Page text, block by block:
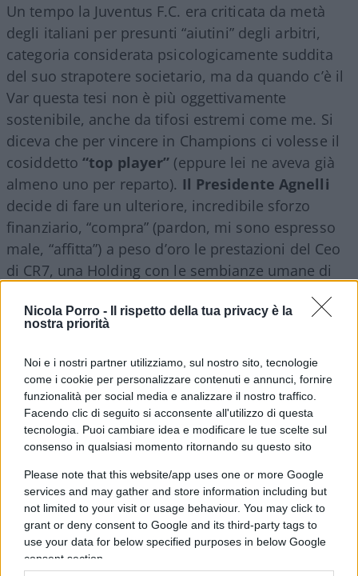
Nicola Porro -
Il rispetto della tua privacy è la
nostra priorità
Noi e i nostri partner utilizziamo, sul nostro sito, tecnologie
come i cookie per personalizzare contenuti e annunci, fornire
funzionalità per social media e analizzare il nostro traffico.
Facendo clic di seguito si acconsente all'utilizzo di questa
tecnologia. Puoi cambiare idea e modificare le tue scelte sul
consenso in qualsiasi momento ritornando su questo sito
Please note that this website/app uses one or more Google
services and may gather and store information including but
not limited to your visit or usage behaviour. You may click to
grant or deny consent to Google and its third-party tags to
use your data for below specified purposes in below Google
consent section.
Un tempo la Juventus F.C. era criticata da metà
degli italiani per presunti “aiutini” degli arbitri,
categoria considerata psicologicamente suddita
del suo strapotere societario, ma da quando c’è il
Var questa tesi non è più oggettivamente
sostenibile, anche da tifosi estremi come me. Si
diceva che per vincere in Champions ci volesse il
cosiddetto“top player” (eppure lei ne aveva già
almeno uno per reparto). Il Presidente Agnelli
decide di fare un ulteriore, incredibile sforzo
finanziario, “compra” (pardon, mi sono espresso
male, “affitta”) a peso d’oro le prestazioni del Ceo
di CR7, una Holding con le sembianze umane di
economico sul fantozziano investimento fatto, è
immediatamente confermata dai risultati ottenuti
sul campo dalla holding CR7. La Juventus arriva ai
“quarti” grazie alla sua straordinaria prestazione
agli “ottavi” contro il espurios Atletico Madrid del
“doppio sangue” Diego Simeone, inventore del
“cholismo”.
Ai “quarti” gli toccanoi ragazzini dell’Aiax,
nessuno lo dice, ma lo leggo negli occhi umidi dei
miei amici “competenti” che sotto i baffi
sorridono: CR7 & Soci li ridicolizzeranno. Si